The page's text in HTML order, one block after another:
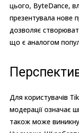
цього, ByteDance,
презентувала нове
дозволяє
що є аналогом
Для користувачів
модерації означає
також може